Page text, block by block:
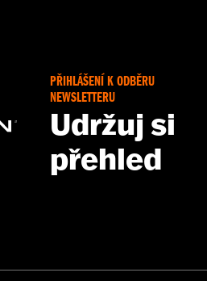
PŘIHLÁŠENÍ K ODBĚRU
NEWSLETTERU
Udržuj si
přehled